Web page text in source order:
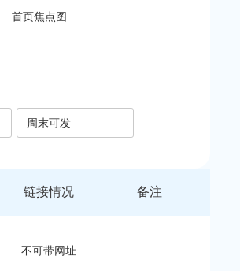
首页焦点图
周末可发
链接情况 备注
不可带网址